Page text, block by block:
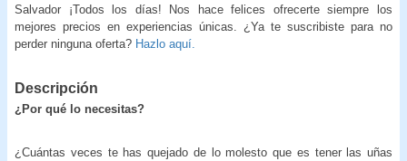
Salvador ¡Todos los días! Nos hace felices ofrecerte siempre los
mejores precios en experiencias únicas. ¿Ya te suscribiste para no
perder ninguna oferta? Hazlo aquí.
Descripción
¿Por qué lo necesitas?
¿Cuántas veces te has quejado de lo molesto que es tener las uñas